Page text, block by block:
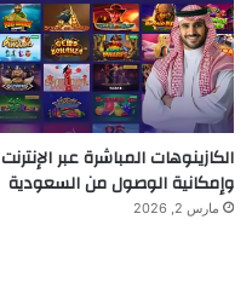
الكازينوهات المباشرة عبر الإنترنت
وإمكانية الوصول من السعودية
مارس 2, 2026